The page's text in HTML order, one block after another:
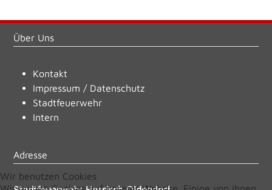
Über Uns
Kontakt
Impressum / Datenschutz
Stadtfeuerwehr
Intern
Adresse
Wir benutzen Cookies